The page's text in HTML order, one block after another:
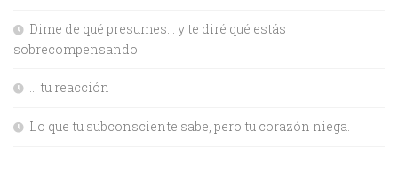
Dime de qué presumes… y te diré qué estás
sobrecompensando
… tu reacción
Lo que tu subconsciente sabe, pero tu corazón niega.